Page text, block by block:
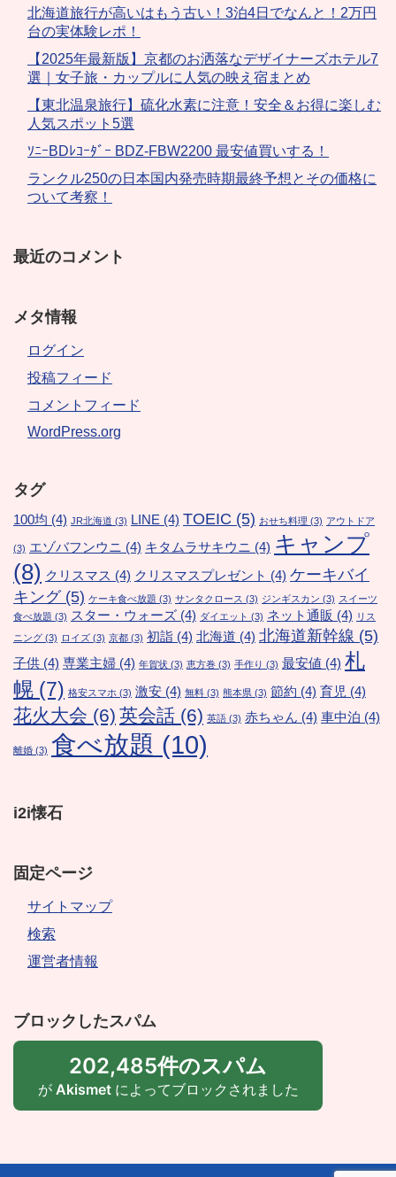
北海道旅行が高いはもう古い！3泊4日でなんと！2万円
台の実体験レポ！
【2025年最新版】京都のお洒落なデザイナーズホテル7
選｜女子旅・カップルに人気の映え宿まとめ
【東北温泉旅行】硫化水素に注意！安全＆お得に楽しむ
人気スポット5選
ｿﾆｰBDﾚｺｰﾀﾞｰ BDZ-FBW2200 最安値買いする！
ランクル250の日本国内発売時期最終予想とその価格に
ついて考察！
最近のコメント
メタ情報
ログイン
投稿フィード
コメントフィード
WordPress.org
タグ
100均 (4) JR北海道 (3) LINE (4) TOEIC (5) おせち料理 (3) アウトドア
(3) エゾバフンウニ (4) キタムラサキウニ (4) キャンプ
(8) クリスマス (4) クリスマスプレゼント (4) ケーキバイ
キング(5) ケーキ食べ放題 (3) サンタクロース (3) ジンギスカン (3) スイーツ
食べ放題 (3) スター・ウォーズ (4) ダイエット (3) ネット通販 (4) リス
ニング (3) ロイズ (3) 京都 (3) 初詣 (4) 北海道 (4) 北海道新幹線 (5)
子供 (4) 専業主婦 (4) 年賀状 (3) 恵方巻 (3) 手作り (3) 最安値 (4) 札
幌 (7) 格安スマホ (3) 激安 (4) 無料 (3) 熊本県 (3) 節約 (4) 育児 (4)
花火大会 (6) 英会話 (6) 英語 (3) 赤ちゃん (4) 車中泊 (4)
離婚 (3) 食べ放題 (10)
i2i懐石
固定ページ
サイトマップ
検索
運営者情報
ブロックしたスパム
202,485件のスパム
が Akismetによってブロックされました